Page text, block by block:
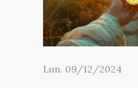
Lun. 09/12/2024